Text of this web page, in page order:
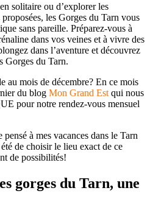
solitaire ou d’explorer les
les Gorges du Tarn vous
sans pareille. Préparez-vous à
dans vos veines et à vivre des
dans l’aventure et découvrez
Gorges du Tarn.
au mois de décembre? En ce mois
du blog Mon Grand Est qui nous
pour notre rendez-vous mensuel
à mes vacances dans le Tarn
de choisir le lieu exact de ce
de possibilités!
gorges du Tarn, une